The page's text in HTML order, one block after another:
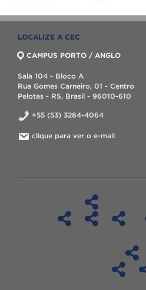
LOCALIZE A CEC
CAMPUS PORTO / ANGLO
Sala 104 - Bloco A
Rua Gomes Carneiro, 01 - Centro
Pelotas - RS, Brasil - 96010-610
+55 (53) 3284-4064
clique para ver o e-mail